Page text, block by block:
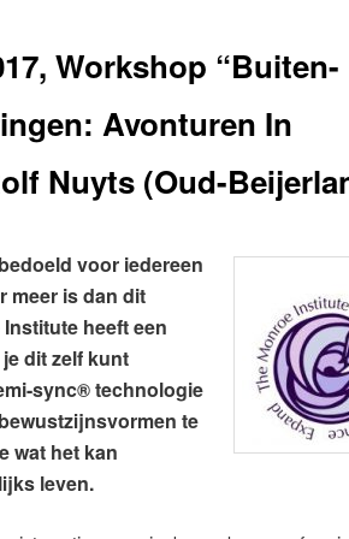
Workshop “Buiten-
Avonturen In
Nuyts (Oud-
voor iedereen
meer is dan dit
heeft een
dit zelf kunt
sync®technologie
te
wat het kan
leven.